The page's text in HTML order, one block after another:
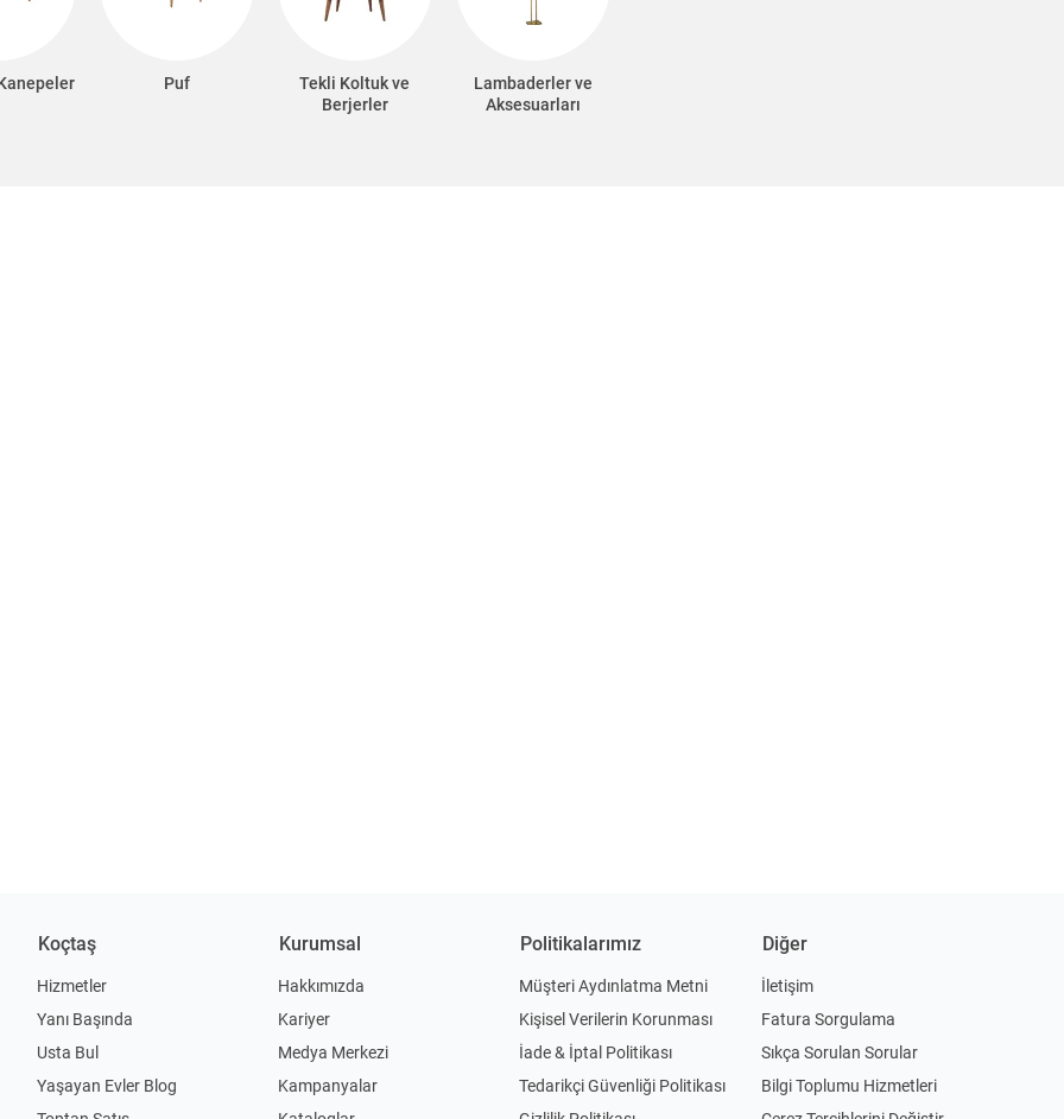
Puf
Tekli Koltuk ve
Berjerler
Lambaderler ve
Aksesuarları
Koçtaş
Hizmetler
Yanı Başında
Usta Bul
Yaşayan Evler Blog
Kurumsal
Hakkımızda
Kariyer
Medya Merkezi
Kampanyalar
Politikalarımız
Müşteri Aydınlatma Metni
Kişisel Verilerin Korunması
İade & İptal Politikası
Tedarikçi Güvenliği Politikası
Diğer
İletişim
Fatura Sorgulama
Sıkça Sorulan Sorular
Bilgi Toplumu Hizmetleri